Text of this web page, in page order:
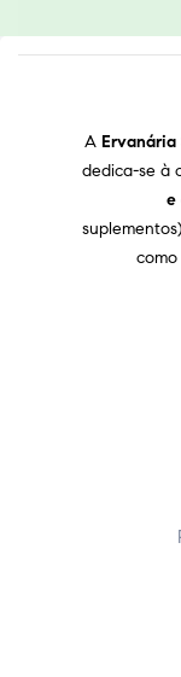
A Ervanária
dedica-se à
e